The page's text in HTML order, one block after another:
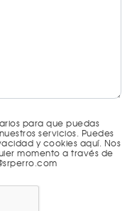
para que puedas
servicios. Puedes
y cookies aquí. Nos
momento a través de